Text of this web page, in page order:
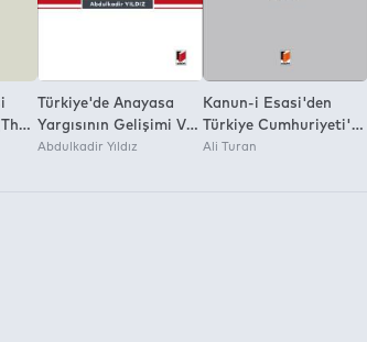
Türkiye'de Anayasa
Yargısının Gelişimi Ve
Anayasa
Abdulkadir Yıldız
Kanun-i Esasi'den
Türkiye Cumhuriyeti'ne
Divan-ı Ali (Yüce
Ali Turan